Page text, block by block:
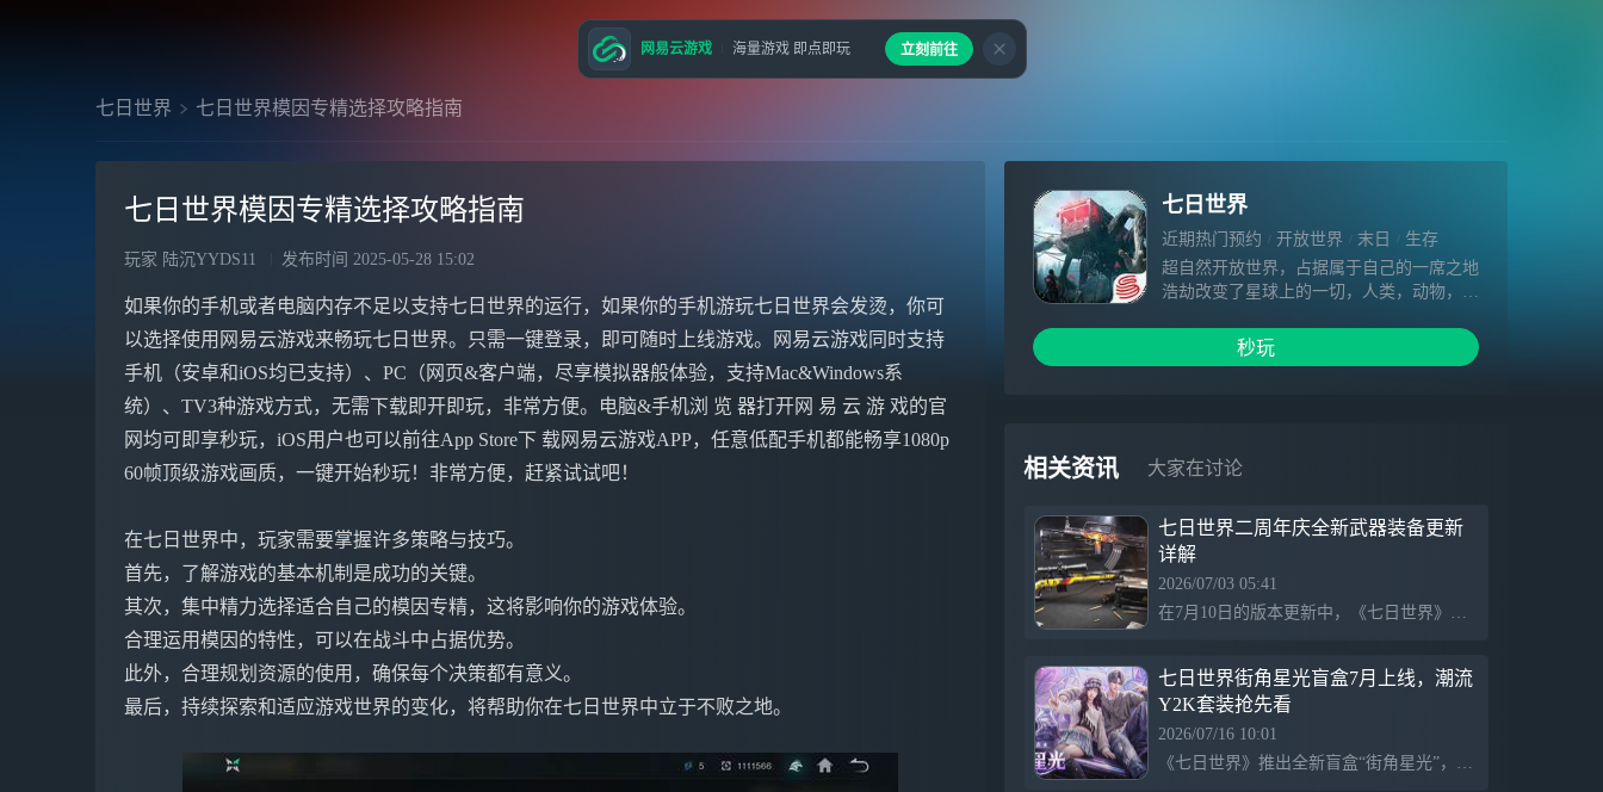
七日世界 七日世界模因专精选择攻略指南
七日世界模因专精选择攻略指南
玩家 陆沉YYDS11 发布时间 2025-05-28 15:02
如果你的手机或者电脑内存不足以支持七日世界的运行，如果你的手机游玩七日世界会发烫，你可
以选择使用网易云游戏来畅玩七日世界。只需一键登录，即可随时上线游戏。网易云游戏同时支持
手机（安卓和iOS均已支持）、PC（网页&客户端，尽享模拟器般体验，支持Mac&Windows系
统）、TV3种游戏方式，无需下载即开即玩，非常方便。电脑&手机浏 览 器打开网 易 云 游 戏的官
网均可即享秒玩，iOS用户也可以前往App Store下 载网易云游戏APP，任意低配手机都能畅享1080p
60帧顶级游戏画质，一键开始秒玩！非常方便，赶紧试试吧！
在七日世界中，玩家需要掌握许多策略与技巧。
首先，了解游戏的基本机制是成功的关键。
其次，集中精力选择适合自己的模因专精，这将影响你的游戏体验。
合理运用模因的特性，可以在战斗中占据优势。
此外，合理规划资源的使用，确保每个决策都有意义。
最后，持续探索和适应游戏世界的变化，将帮助你在七日世界中立于不败之地。
七日世界
近期热门预约 开放世界 末日
生存
多人联机
超自然开放世界，占据属于自己的一席之地
浩劫改变了星球上的一切，人类，动物，植
尘”所侵入。作为一个“进化者”，你对星尘
的抵御能力远甚常人，但这并不意味你是安
望。占据自己的一席之地找回旧日世界。
异常入侵，时刻挑战你的生存极限你在一片
触手可及，却隐现诡异的蓝光--这些被星尘
污染的饮食不仅会损害健康，还会使你的理
智逐渐崩溃.....更多的危险垫伏在暗处，等
待着你力竭倒地后扑上来将你分食。进化
者，别让它们如愿。 40人规模大团战，考
途中，你永远不是孤身一人。与其他进化者
组建战队，共同面对未知的威胁、或者其他
进化者都将面临巨大的考验，团队的协作、
战术的制定以及个人的智慧都将成为胜利的
秒玩
相关资讯 大家在讨论
七日世界二周年庆全新武器装备更新
详解
2026/07/03 05:41
在7月10日的版本更新中，《七日世界》将引入两把全新武器和防具，庆祝游戏二周年。其中，qbj97 - 火树银花作为周年庆奖励，具有多种特殊效果，如概率发射导弹和提升武器效果。而m700 - 绝响将通过蓝图系统解锁，具体玩法将在剧本服务器上线时提供。禁区武器装备更新的详细信息将另行公告。
七日世界街角星光盲盒7月上线，潮流
Y2K套装抢先看
2026/07/16 10:01
《七日世界》推出全新盲盒“街角星光”，于7月16日上线，结合Y2K风格，带来复古与现代的潮流碰撞。首抽仅需20星源，每次开启必得未抽取奖励，并有机会赢取大奖。盲盒内含时尚单品如蓝灰格纹帽、金属项链等，满足个性与潮流需求。还可通过积分活动享受星源返还，另外“紫藤入梦”家具包也同步推出，折扣优惠丰富多彩。
网易云游戏 海量游戏 即点即玩 立刻前往